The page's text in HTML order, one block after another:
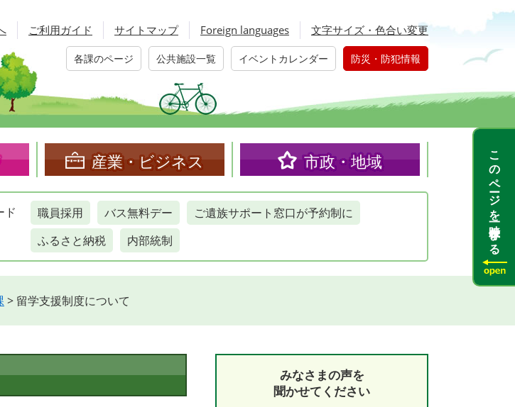
ご利用ガイド サイトマップ Foreign languages 文字サイズ・色合い変更
各課のページ 公共施設一覧 イベントカレンダー 防災・防犯情報
産業・ビジネス 市政・地域
ド 職員採用 バス無料デー
ご遺族サポート窓口が予約制に
ふるさと納税
内部統制
> 留学支援制度について
みなさまの声を
聞かせてください
このページを一時保存する